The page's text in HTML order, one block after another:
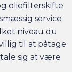
oliefilterskifte
service
niveau du
til at påtage
sig at være